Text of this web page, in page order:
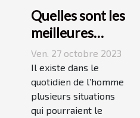
Quelles sont les
meilleures
techniques
pour vaincre le
stress ?
Ven. 27 octobre 2023
Il existe dans le
quotidien de l’homme
plusieurs situations
qui pourraient le